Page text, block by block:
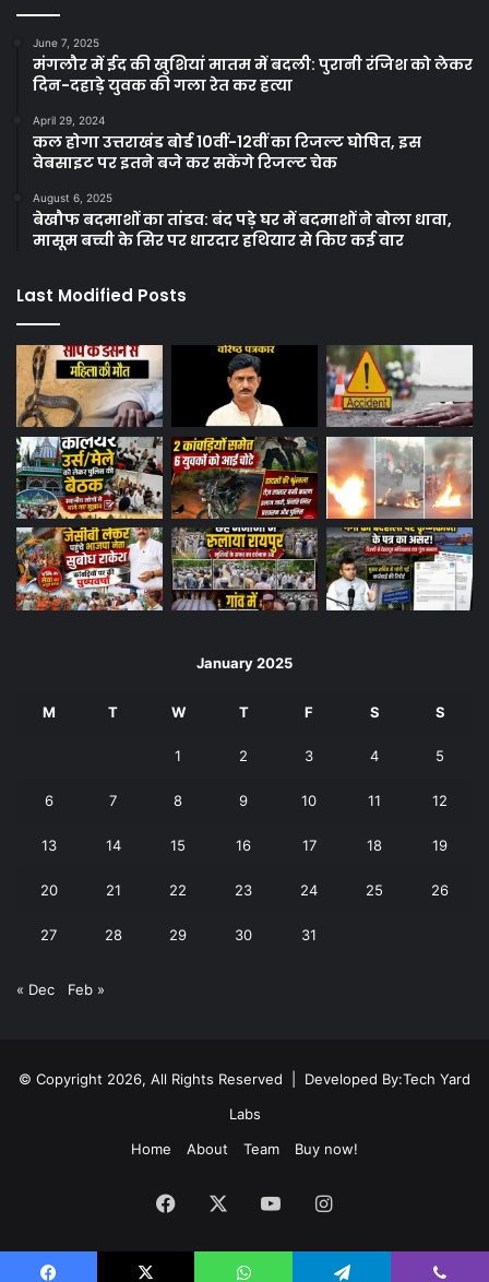
June 7, 2025
मंगलौर में ईद की खुशियां मातम में बदली: पुरानी रंजिश को लेकर
दिन-दहाड़े युवक की गला रेत कर हत्या
April 29, 2024
कल होगा उत्तराखंड बोर्ड 10वीं-12वीं का रिजल्ट घोषित, इस
वेबसाइट पर इतने बजे कर सकेंगे रिजल्ट चेक
August 6, 2025
बेखौफ बदमाशों का तांडव: बंद पड़े घर में बदमाशों ने बोला धावा,
मासूम बच्ची के सिर पर धारदार हथियार से किए कई वार
Last Modified Posts
January 2025
M T W T F S S
1 2 3 4 5
6 7 8 9 10 11 12
13 14 15 16 17 18 19
20 21 22 23 24 25 26
27 28 29 30 31
« Dec Feb »
© Copyright 2026, All Rights Reserved | Developed By:Tech Yard
Labs
Home
About Team Buy now!
Facebook YouTubeInstagram